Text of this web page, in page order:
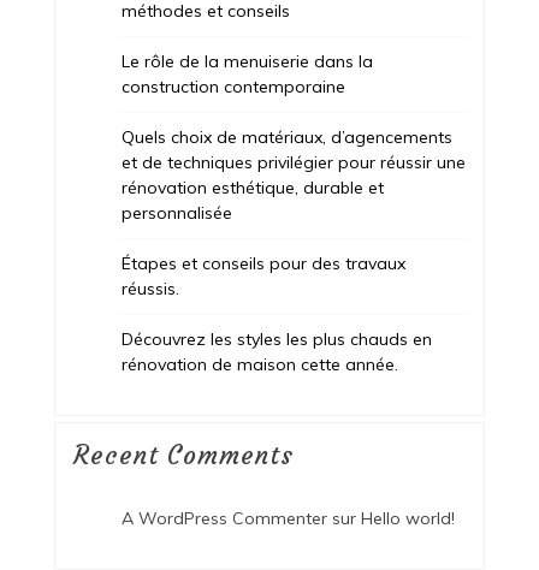
méthodes et conseils
Le rôle de la menuiserie dans la
construction contemporaine
Quels choix de matériaux, d’agencements
et de techniques privilégier pour réussir une
rénovation esthétique, durable et
personnalisée
Étapes et conseils pour des travaux
réussis.
Découvrez les styles les plus chauds en
rénovation de maison cette année.
Recent Comments
A WordPress Commentersur Hello world!